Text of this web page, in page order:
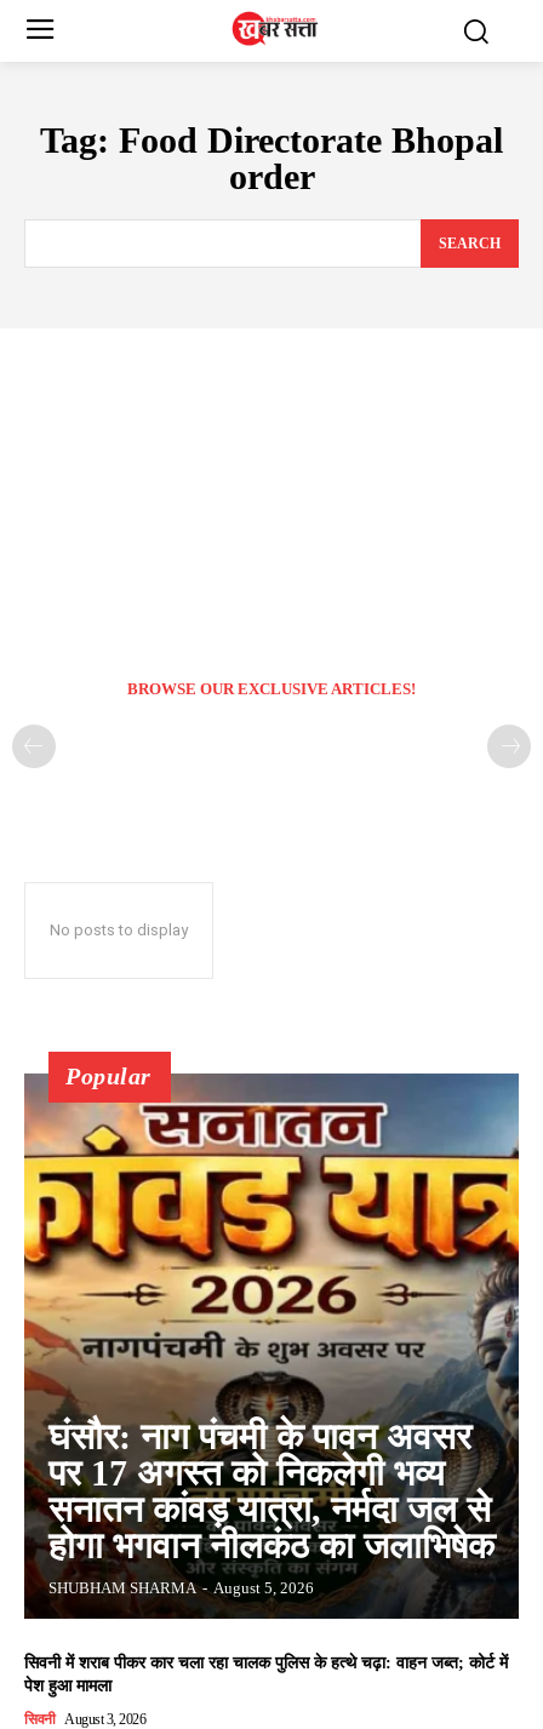
Tag: Food Directorate Bhopal
order
SEARCH
BROWSE OUR EXCLUSIVE ARTICLES!
No posts to display
Popular
घंसौर: नाग पंचमी के पावन अवसर
पर 17 अगस्त को निकलेगी भव्य
सनातन कांवड़ यात्रा, नर्मदा जल से
होगा भगवान नीलकंठ का जलाभिषेक
SHUBHAM SHARMA - August 5, 2026
सिवनी में शराब पीकर कार चला रहा चालक पुलिस के हत्थे चढ़ा: वाहन जब्त; कोर्ट में
पेश हुआ मामला
सिवनी August 3, 2026